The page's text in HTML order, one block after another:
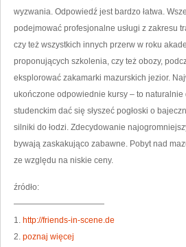
wyzwania. Odpowiedź jest bardzo łatwa.
podejmować profesjonalne usługi z zakresu
czy też wszystkich innych przerw w roku
proponujących szkolenia, czy też obozy,
eksplorować zakamarki mazurskich jezior.
ukończone odpowiednie kursy – to
studenckim dać się słyszeć pogłoski o
silniki do łodzi. Zdecydowanie
bywają zaskakująco zabawne. Pobyt nad
ze względu na niskie ceny.
źródło:
———————————
1. http://friends-in-scene.de
2. poznaj więcej